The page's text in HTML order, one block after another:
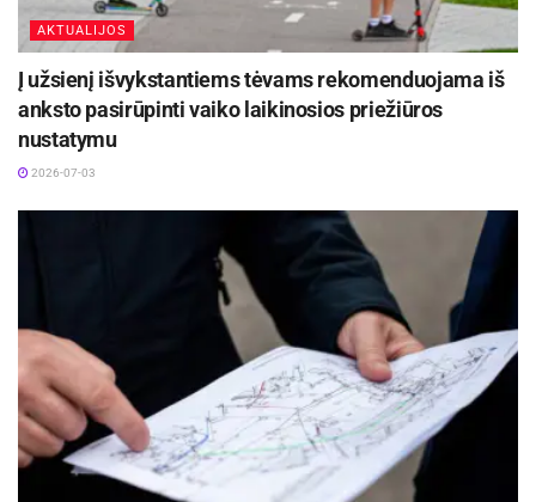
AKTUALIJOS
Į užsienį išvykstantiems tėvams rekomenduojama iš
anksto pasirūpinti vaiko laikinosios priežiūros
nustatymu
2026-07-03